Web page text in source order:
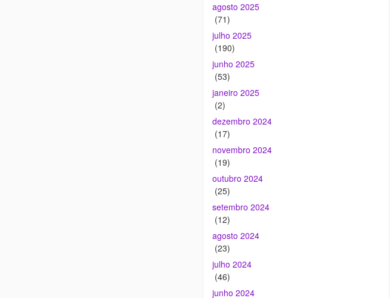
agosto 2025
(71)
julho 2025
(190)
junho 2025
(53)
janeiro 2025
(2)
dezembro 2024
(17)
novembro 2024
(19)
outubro 2024
(25)
setembro 2024
(12)
agosto 2024
(23)
julho 2024
(46)
junho 2024